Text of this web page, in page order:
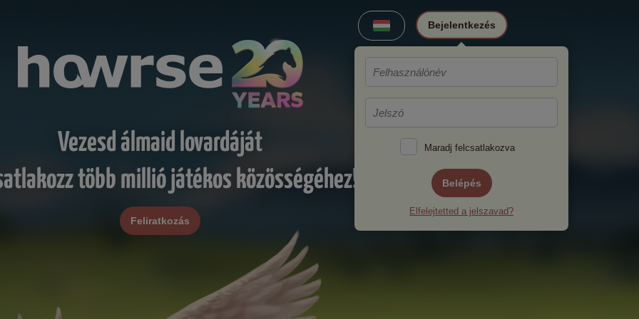
Bejelentkezés
Maradj felcsatlakozva
Belépés
Elfelejtetted a jelszavad?
Vezesd álmaid lovardáját
több millió játékos közösségéhez!
Feliratkozás